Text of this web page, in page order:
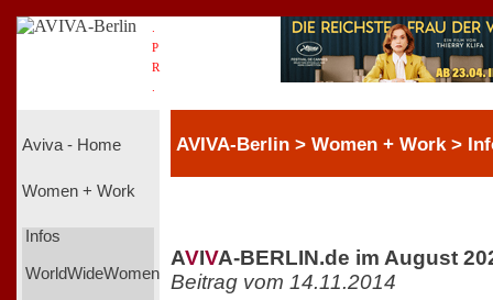
P
R
Aviva - Home
Women + Work
Infos
WorldWideWomen
AVIVA-Berlin > Women + Work >
AVIVA-BERLIN.de im August
Beitrag vom 14.11.2014